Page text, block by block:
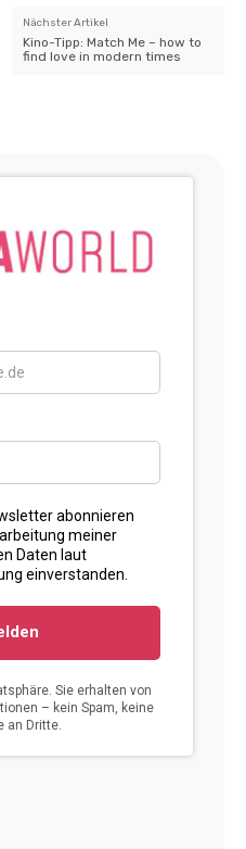
Nächster Artikel
Kino-Tipp: Match Me – how to
find love in modern times